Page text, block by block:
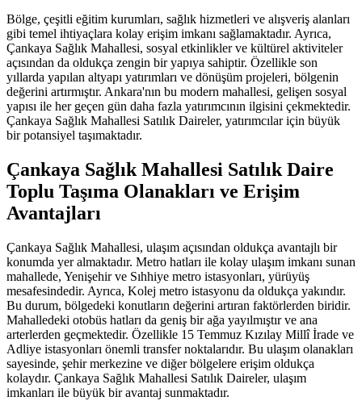
Bölge, çeşitli eğitim kurumları, sağlık hizmetleri ve alışveriş alanları
gibi temel ihtiyaçlara kolay erişim imkanı sağlamaktadır. Ayrıca,
Çankaya Sağlık Mahallesi, sosyal etkinlikler ve kültürel aktiviteler
açısından da oldukça zengin bir yapıya sahiptir. Özellikle son
yıllarda yapılan altyapı yatırımları ve dönüşüm projeleri, bölgenin
değerini artırmıştır. Ankara'nın bu modern mahallesi, gelişen sosyal
yapısı ile her geçen gün daha fazla yatırımcının ilgisini çekmektedir.
Çankaya Sağlık Mahallesi Satılık Daireler, yatırımcılar için büyük
bir potansiyel taşımaktadır.
Çankaya Sağlık Mahallesi Satılık Daire
Toplu Taşıma Olanakları ve Erişim
Avantajları
Çankaya Sağlık Mahallesi, ulaşım açısından oldukça avantajlı bir
konumda yer almaktadır. Metro hatları ile kolay ulaşım imkanı sunan
mahallede, Yenişehir ve Sıhhiye metro istasyonları, yürüyüş
mesafesindedir. Ayrıca, Kolej metro istasyonu da oldukça yakındır.
Bu durum, bölgedeki konutların değerini artıran faktörlerden biridir.
Mahalledeki otobüs hatları da geniş bir ağa yayılmıştır ve ana
arterlerden geçmektedir. Özellikle 15 Temmuz Kızılay Millî İrade ve
Adliye istasyonları önemli transfer noktalarıdır. Bu ulaşım olanakları
sayesinde, şehir merkezine ve diğer bölgelere erişim oldukça
kolaydır. Çankaya Sağlık Mahallesi Satılık Daireler, ulaşım
imkanları ile büyük bir avantaj sunmaktadır.